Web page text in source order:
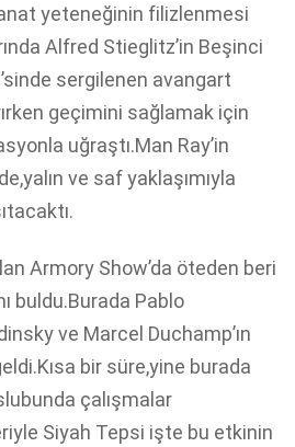
yeteneğinin filizlenmesi
Alfred Stieglitz’in Beşinci
sergilenen avangart
geçimini sağlamak için
uğraştı.Man Ray’in
ve saf yaklaşımıyla
Armory Show’da öteden beri
buldu.Burada Pablo
ve Marcel Duchamp’ın
bir süre,yine burada
çalışmalar
Siyah Tepsi işte bu etkinin